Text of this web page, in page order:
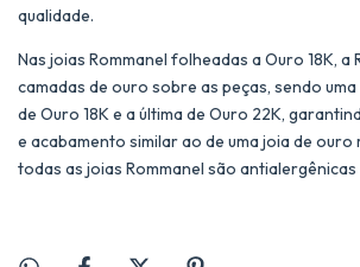
qualidade.
Nas joias Rommanel folheadas a Ouro 18K, a
camadas de ouro sobre as peças, sendo
de Ouro 18K e a última de Ouro 22K,
e acabamento similar ao de uma joia de ouro
todas as joias Rommanel são antialergênicas